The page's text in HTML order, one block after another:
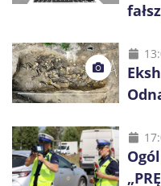
48